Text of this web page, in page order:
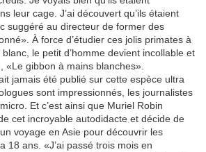
leur cage. J’ai découvert qu’ils étaient
suggéré au directeur de former des
À force d’étudier ces jolis primates à
le petit d’homme devient incollable et
«Le gibbon à mains blanches».
jamais été publié sur cette espèce ultra
sont impressionnés, les journalistes
Et c’est ainsi que Muriel Robin
cet incroyable autodidacte et décide de
voyage en Asie pour découvrir les
18 ans. «J’ai passé trois mois en